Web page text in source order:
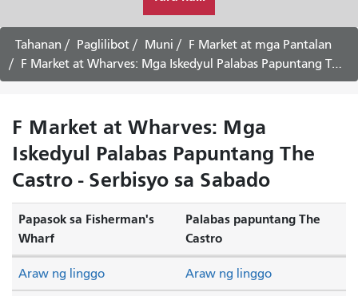
ko
gustong
maglakbay
Tahanan Paglilibot Muni
F Market at mga Pantalan
F Market at Wharves: Mga Iskedyul Palabas Papuntang The Castro - Serbisyo sa Sabado
F Market at Wharves: Mga
Iskedyul Palabas Papuntang The
Castro - Serbisyo sa Sabado
Papasok sa Fisherman's
Wharf
Palabas papuntang The
Castro
Araw ng linggo Araw ng linggo